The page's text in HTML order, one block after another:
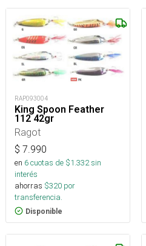
RAP093004
King Spoon Feather
112 42gr
Ragot
$ 7.990
en 6cuotas de $1.332sin
interés
ahorras $320 por
transferencia.
Disponible